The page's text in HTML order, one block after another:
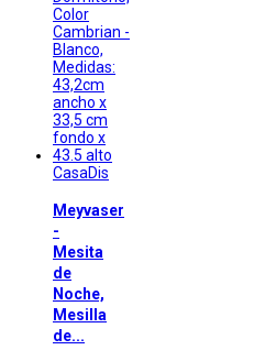
CasaDis
Meyvaser
-
Mesita
de
Noche,
Mesilla
de...